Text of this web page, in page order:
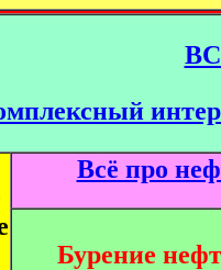
Всё про
Бурение